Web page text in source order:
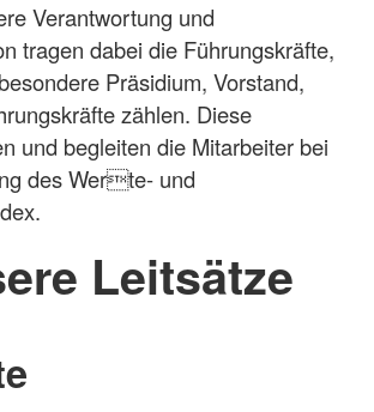
Verantwortung und
tragen dabei die Führungskräfte,
Präsidium, Vorstand,
zählen. Diese
und begleiten die Mitarbeiter bei
des Werte- und
Leitsätze